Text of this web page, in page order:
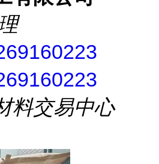
料交易中心